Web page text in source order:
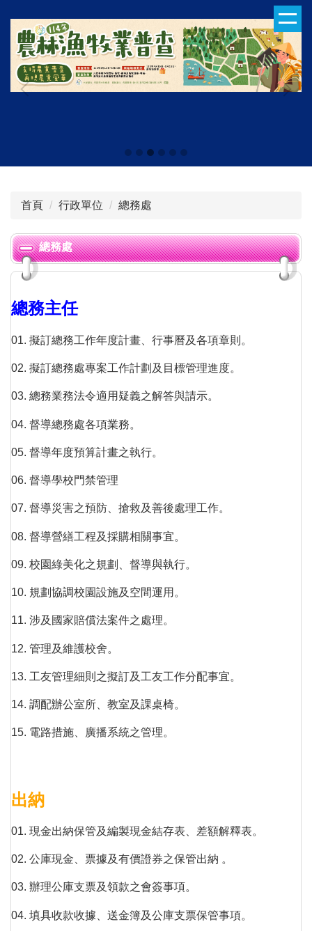
主
內
容
首頁 行政單位 總務處
總務處
總務主任
01. 擬訂總務工作年度計畫、行事曆及各項章則。
02. 擬訂總務處專案工作計劃及目標管理進度。
03. 總務業務法令適用疑義之解答與請示。
04. 督導總務處各項業務。
05. 督導年度預算計畫之執行。
06. 督導學校門禁管理
07. 督導災害之預防、搶救及善後處理工作。
08. 督導營繕工程及採購相關事宜。
09. 校園綠美化之規劃、督導與執行。
10. 規劃協調校園設施及空間運用。
11. 涉及國家賠償法案件之處理。
12. 管理及維護校舍。
13. 工友管理細則之擬訂及工友工作分配事宜。
14. 調配辦公室所、教室及課桌椅。
15. 電路措施、廣播系統之管理。
出納
01. 現金出納保管及編製現金結存表、差額解釋表。
02. 公庫現金、票據及有價證券之保管出納 。
03. 辦理公庫支票及領款之會簽事項。
04. 填具收款收據、送金簿及公庫支票保管事項。